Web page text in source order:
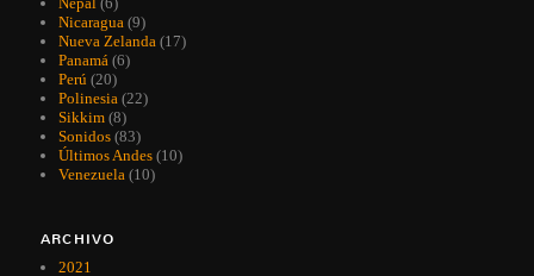
Nicaragua (9)
Nueva Zelanda (17)
Panamá (6)
Perú (20)
Polinesia (22)
Sikkim (8)
Sonidos (83)
Últimos Andes (10)
Venezuela (10)
ARCHIVO
2021